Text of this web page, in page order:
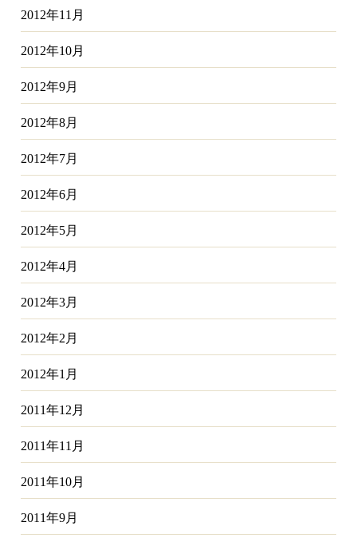
2012年11月
2012年10月
2012年9月
2012年8月
2012年7月
2012年6月
2012年5月
2012年4月
2012年3月
2012年2月
2012年1月
2011年12月
2011年11月
2011年10月
2011年9月